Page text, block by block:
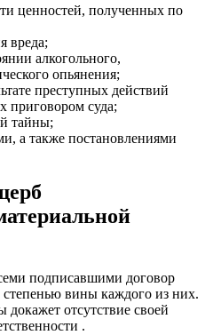
ценностей, полученных по
вреда;
алкогольного,
опьянения;
преступных действий
приговором суда;
тайны;
а также постановлениями
подписавшими договор
степенью вины каждого из них.
отсутствие своей
.